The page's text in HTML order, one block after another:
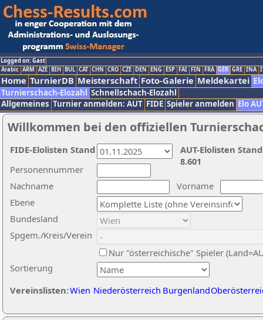
Logged on: Gast
Arabic ARM AZE BIH BUL CAT CHN CRO CZE DEN ENG ESP FAI FIN FRA GER GRE INA
Home TurnierDB Meisterschaft Foto-Galerie Meldekartei
Turnierschach-Elozahl Schnellschach-Elozahl
Allgemeines Turnier anmelden: AUT FIDE Spieler anmelden Elo
Willkommen bei den offiziellen
Nachname
Vorname
Ebene
Sortierung
Personennummer
Bundesland
Spgem./Kreis/Verein
Nur "österreichische" Spieler
Vereinslisten:Wien Niederösterreich Burgenland
AUT-Elolisten
8.601
FIDE-Elolisten Stand